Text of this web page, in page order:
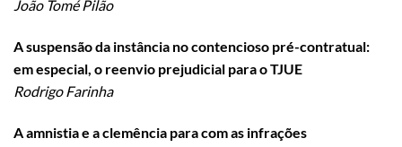
João Tomé Pilão
A suspensão da instância no contencioso pré-contratual:
em especial, o reenvio prejudicial para o TJUE
Rodrigo Farinha
A amnistia e a clemência para com as infrações